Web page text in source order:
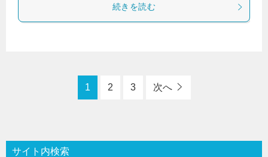
続きを読む
1 2 3 次へ
サイト内検索